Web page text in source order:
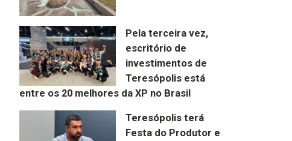
Pela terceira vez,
escritório de
investimentos de
Teresópolis está
entre os 20 melhores da XP no Brasil
Teresópolis terá
Festa do Produtor e